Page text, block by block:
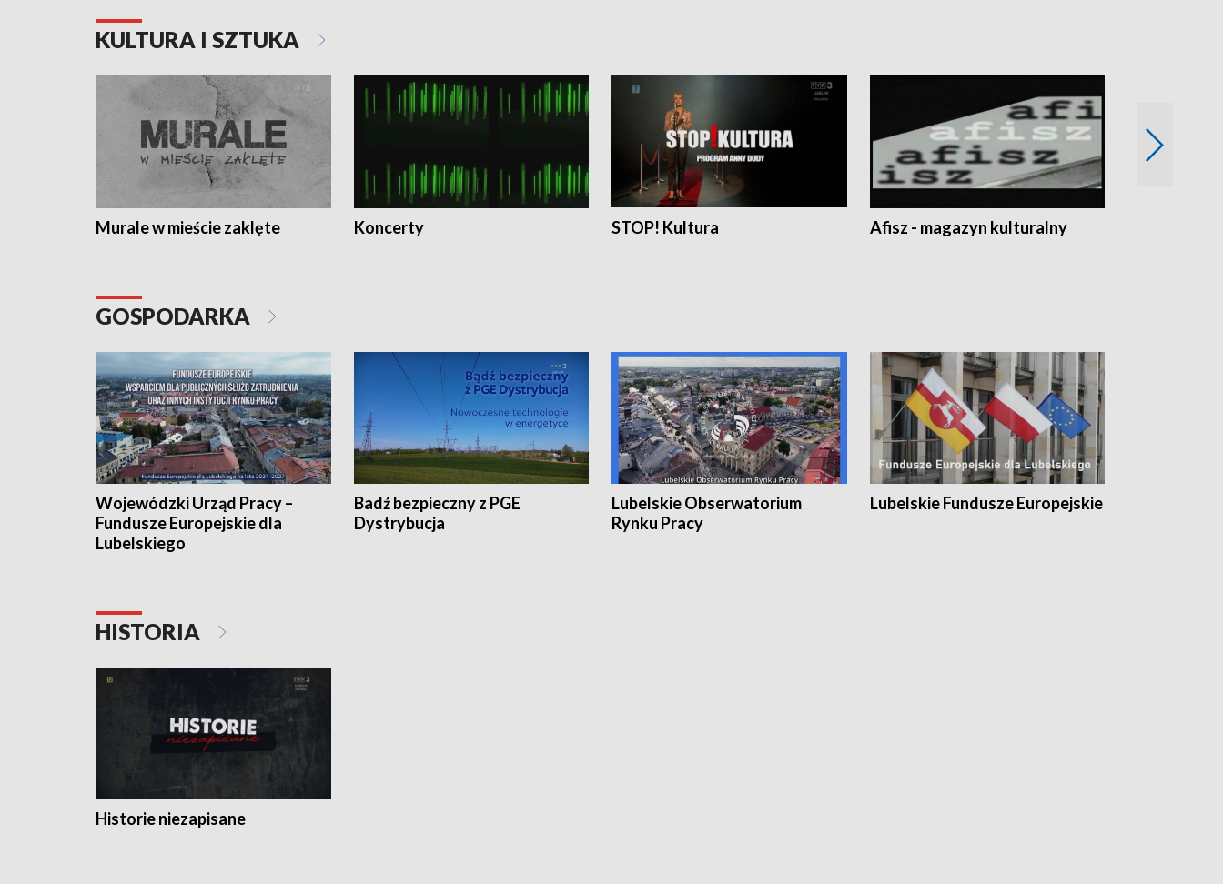
KULTURA I SZTUKA
Murale w mieście zaklęte Koncerty STOP! Kultura Afisz - magazyn kulturalny
GOSPODARKA
Wojewódzki Urząd Pracy –
Fundusze Europejskie dla
Lubelskiego
Badź bezpieczny z PGE
Dystrybucja
Lubelskie Obserwatorium
Rynku Pracy
Lubelskie Fundusze Europejskie
HISTORIA
Historie niezapisane